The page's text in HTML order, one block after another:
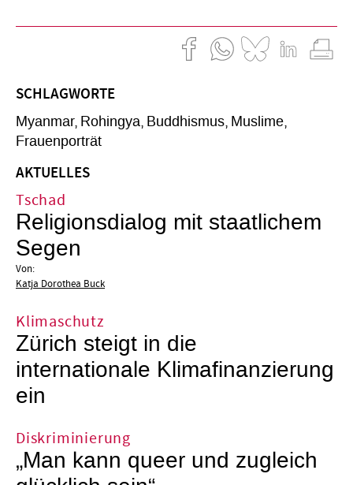
SCHLAGWORTE
Myanmar Rohingya Buddhismus Muslime
Frauenporträt
AKTUELLES
Tschad
Religionsdialog mit staatlichem
Segen
Von:
Katja Dorothea Buck
Klimaschutz
Zürich steigt in die
internationale Klimafinanzierung
ein
Diskriminierung
„Man kann queer und zugleich